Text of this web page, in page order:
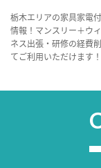
栃木エリアの家具家電
情報！マンスリー＋ウ
ネス出張・研修の経費
てご利用いただけます